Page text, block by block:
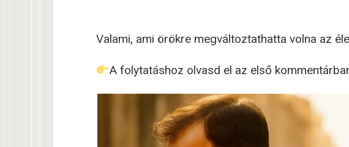
Valami, ami örökre megváltoztathatta volna az
A folytatáshoz olvasd el az első